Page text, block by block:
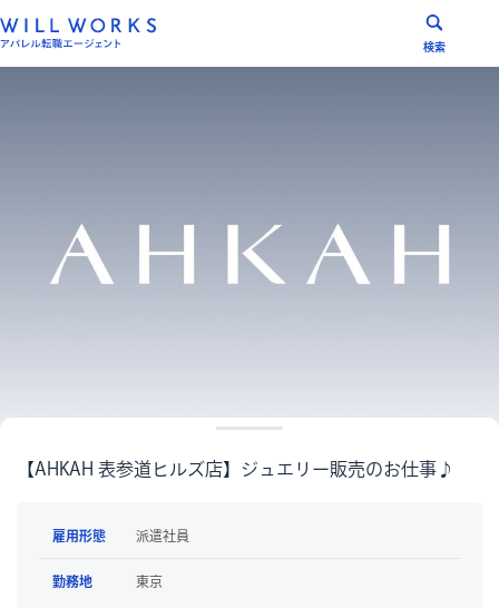
ン
テ
検索
【AHKAH 表参道ヒルズ店】ジュエリー販売のお仕事♪
雇用形態 派遣社員
勤務地 東京